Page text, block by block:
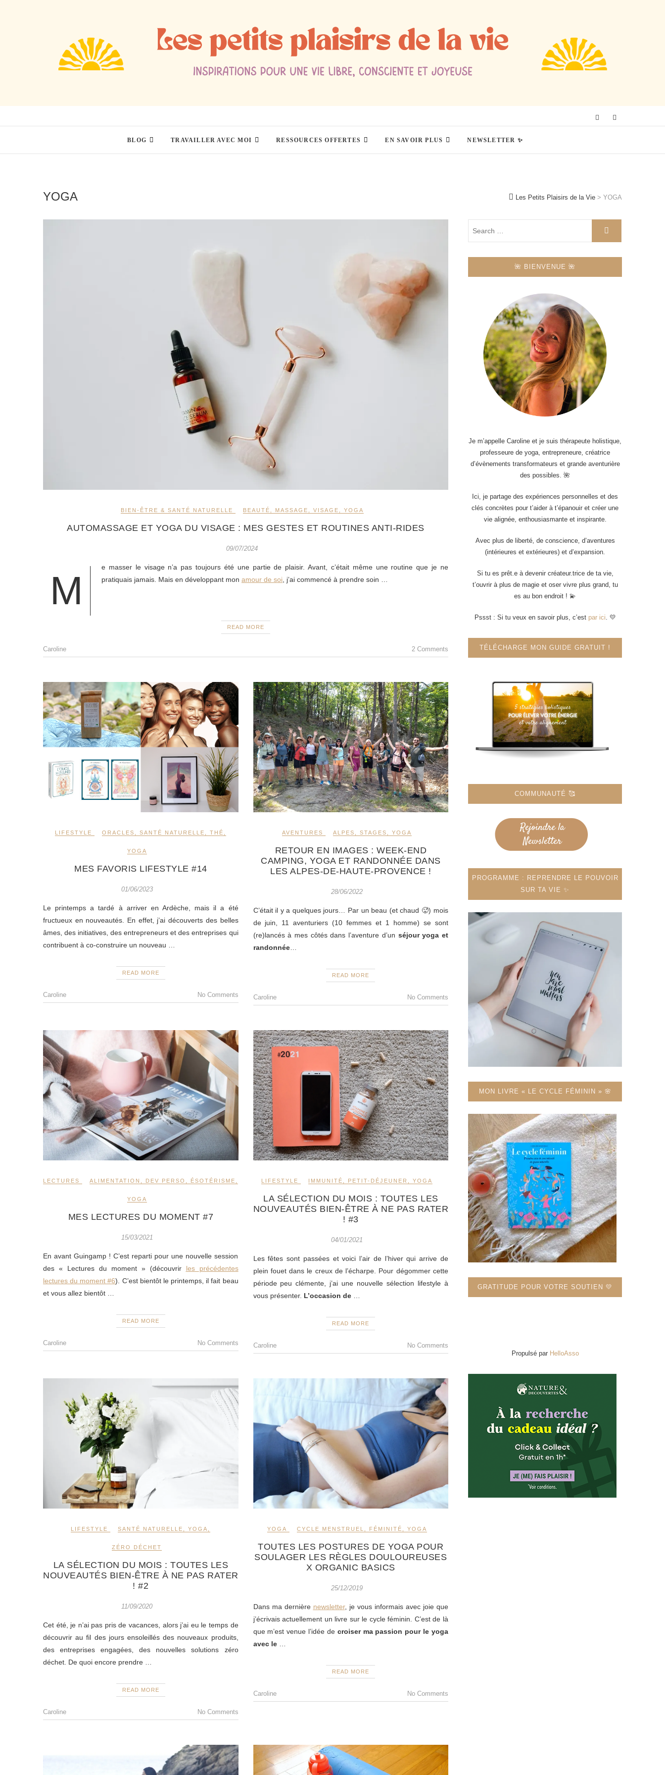
BLOG TRAVAILLER AVEC MOI RESSOURCES OFFERTES EN SAVOIR PLUS NEWSLETTER ✨
YOGA Les Petits Plaisirs de la Vie > YOGA
BIEN-ÊTRE & SANTÉ NATURELLE BEAUTÉ MASSAGE VISAGE YOGA
AUTOMASSAGE ET YOGA DU VISAGE : MES GESTES ET ROUTINES ANTI-RIDES
09/07/2024
M
e masser le visage n’a pas toujours été une partie de plaisir. Avant, c’était même une routine que je ne
pratiquais jamais. Mais en développant mon amour de soi , j’ai commencé à prendre soin
READ MORE
Caroline 2 Comments
LIFESTYLE ORACLES ,SANTÉ NATURELLE ,THÉ
YOGA
MES FAVORIS LIFESTYLE #14
01/06/2023
Le printemps a tardé à arriver en Ardèche, mais il a été
fructueux en nouveautés. En effet, j’ai découverts des belles
âmes, des initiatives, des entrepreneurs et des entreprises qui
contribuent à co-construire un nouveau
READ MORE
Caroline No Comments
AVENTURES ALPES ,STAGES ,YOGA
RETOUR EN IMAGES : WEEK-END
CAMPING, YOGA ET RANDONNÉE DANS
LES ALPES-DE-HAUTE-PROVENCE !
28/06/2022
C’était il y a quelques jours… Par un beau (et chaud 🥵) mois
de juin, 11 aventuriers (10 femmes et 1 homme) se sont
(re)lancés à mes côtés dans l’aventure d’un séjour yoga et
randonnée…
READ MORE
Caroline No Comments
LECTURES ALIMENTATION DEV PERSO ÉSOTÉRISME
YOGA
MES LECTURES DU MOMENT #7
15/03/2021
En avant Guingamp ! C’est reparti pour une nouvelle session
des « Lectures du moment » (découvrir les précédentes
lectures du moment #6). C’est bientôt le printemps, il fait beau
et vous allez bientôt …
READ MORE
Caroline No Comments
LIFESTYLE IMMUNITÉ PETIT-DÉJEUNER ,YOGA
LA SÉLECTION DU MOIS : TOUTES LES
NOUVEAUTÉS BIEN-ÊTRE À NE PAS RATER
! #3
04/01/2021
Les fêtes sont passées et voici l’air de l’hiver qui arrive de
plein fouet dans le creux de l’écharpe. Pour dégommer cette
période peu clémente, j’ai une nouvelle sélection lifestyle à
vous présenter. L’occasion de
READ MORE
Caroline No Comments
LIFESTYLE SANTÉ NATURELLE ,YOGA
ZÉRO DÉCHET
LA SÉLECTION DU MOIS : TOUTES LES
NOUVEAUTÉS BIEN-ÊTRE À NE PAS RATER
! #2
11/09/2020
Cet été, je n’ai pas pris de vacances, alors j’ai eu le temps de
découvrir au fil des jours ensoleillés des nouveaux produits,
des entreprises engagées, des nouvelles solutions zéro
déchet. De quoi encore prendre
READ MORE
Caroline No Comments
YOGA CYCLE MENSTRUEL FÉMINITÉ YOGA
TOUTES LES POSTURES DE YOGA POUR
SOULAGER LES RÈGLES DOULOUREUSES
X ORGANIC BASICS
25/12/2019
Dans ma dernière newsletter, je vous informais avec joie que
j’écrivais actuellement un livre sur le cycle féminin. C’est de là
que m’est venue l’idée de croiser ma passion pour le yoga
avec le
READ MORE
Caroline No Comments
🌺 BIENVENUE 🌺
Je m’appelle Caroline et je suis thérapeute holistique,
professeure de yoga, entrepreneure, créatrice
d’évènements transformateurs et grande aventurière
des possibles. 🌺
Ici, je partage des expériences personnelles et des
clés concrètes pour t’aider à t’épanouir et créer une
vie alignée, enthousiasmante et inspirante.
Avec plus de liberté, de conscience, d’aventures
(intérieures et extérieures) et d’expansion.
Si tu es prêt.e à devenir créateur.trice de ta vie,
t’ouvrir à plus de magie et oser vivre plus grand, tu
es au bon endroit ! 💫
Pssst : Si tu veux en savoir plus, c’est par ici. 💛
TÉLÉCHARGE MON GUIDE GRATUIT !
COMMUNAUTÉ 🥰
PROGRAMME : REPRENDRE LE POUVOIR
SUR TA VIE ✨
MON LIVRE « LE CYCLE FÉMININ » 🌸
GRATITUDE POUR VOTRE SOUTIEN 💛
Propulsé par HelloAsso